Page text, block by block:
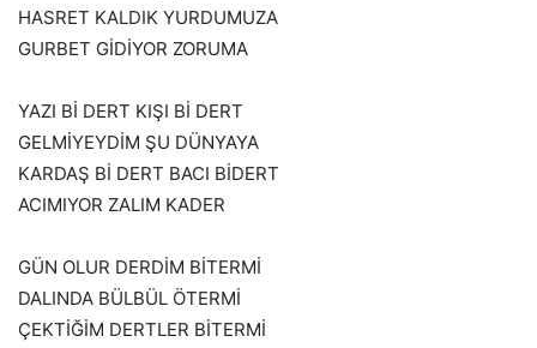
HASRET KALDIK YURDUMUZA
GURBET GİDİYOR ZORUMA
YAZI Bİ DERT KIŞI Bİ DERT
GELMİYEYDİM ŞU DÜNYAYA
KARDAŞ Bİ DERT BACI BİDERT
ACIMIYOR ZALIM KADER
GÜN OLUR DERDİM BİTERMİ
DALINDA BÜLBÜL ÖTERMİ
ÇEKTİĞİM DERTLER BİTERMİ